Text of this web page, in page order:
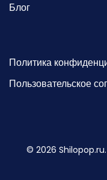
Блог
Политика
Пользовательское
© 2026 Shilopop.ru.